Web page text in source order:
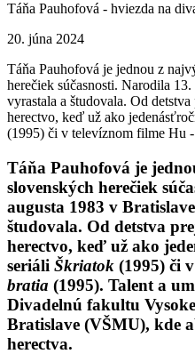
Táňa Pauhofová - hviezda na
20. júna 2024
Táňa Pauhofová je jednou z
herečiek súčasnosti. Narodila
vyrastala a študovala. Od
herectvo, keď už ako
(1995) či v televíznom filme Hu
Táňa Pauhofová je
slovenských herečiek
augusta 1983 v
študovala. Od detstva
herectvo, keď už ako
seriáli Škriatok (1995) či
bratia (1995). Talent a
Divadelnú fakultu
Bratislave (VŠMU), kde
herectva.